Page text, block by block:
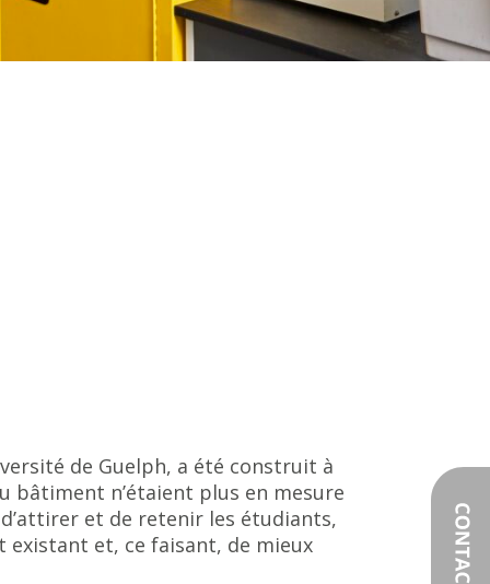
de Guelph, a été construit à
bâtiment n’étaient plus en mesure
et de retenir les étudiants,
existant et, ce faisant, de mieux